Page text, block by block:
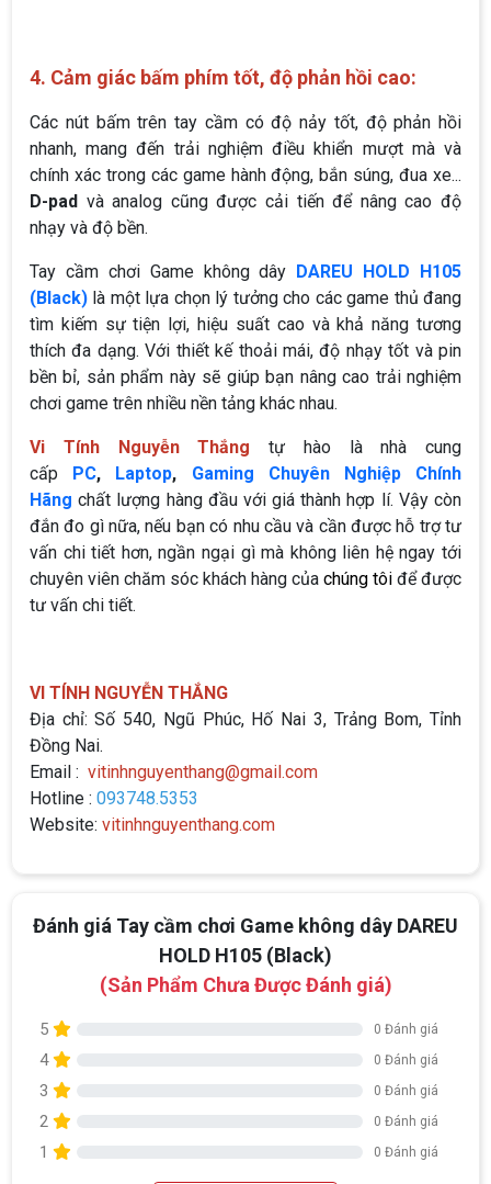
4. Cảm giác bấm phím tốt, độ phản hồi cao:
Các nút bấm trên tay cầm có độ nảy tốt, độ phản hồi
nhanh, mang đến trải nghiệm điều khiển mượt mà và
chính xác trong các game hành động, bắn súng, đua xe...
D-pad và analog cũng được cải tiến để nâng cao độ
nhạy và độ bền.
Tay cầm chơi Game không dây DAREU HOLD H105
(Black) là một lựa chọn lý tưởng cho các game thủ đang
tìm kiếm sự tiện lợi, hiệu suất cao và khả năng tương
thích đa dạng. Với thiết kế thoải mái, độ nhạy tốt và pin
bền bỉ, sản phẩm này sẽ giúp bạn nâng cao trải nghiệm
chơi game trên nhiều nền tảng khác nhau.
Vi Tính Nguyễn Thắng tự hào là nhà cung
cấp PC, Laptop, Gaming Chuyên Nghiệp Chính
Hãng chất lượng hàng đầu với giá thành hợp lí. Vậy còn
đắn đo gì nữa, nếu bạn có nhu cầu và cần được hỗ trợ tư
vấn chi tiết hơn, ngần ngại gì mà không liên hệ ngay tới
chuyên viên chăm sóc khách hàng của chúng tôi để được
tư vấn chi tiết.
VI TÍNH NGUYỄN THẮNG
Địa chỉ: Số 540, Ngũ Phúc, Hố Nai 3, Trảng Bom, Tỉnh
Đồng Nai.
Email : vitinhnguyenthang@gmail.com
Hotline : 093748.5353
Website: vitinhnguyenthang.com
Đánh giá Tay cầm chơi Game không dây DAREU
HOLD H105 (Black)
(Sản Phẩm Chưa Được Đánh giá)
5 0 Đánh giá
4 0 Đánh giá
3 0 Đánh giá
2 0 Đánh giá
1 0 Đánh giá
Top 18 tựa game PC huyền thoại gắn liền